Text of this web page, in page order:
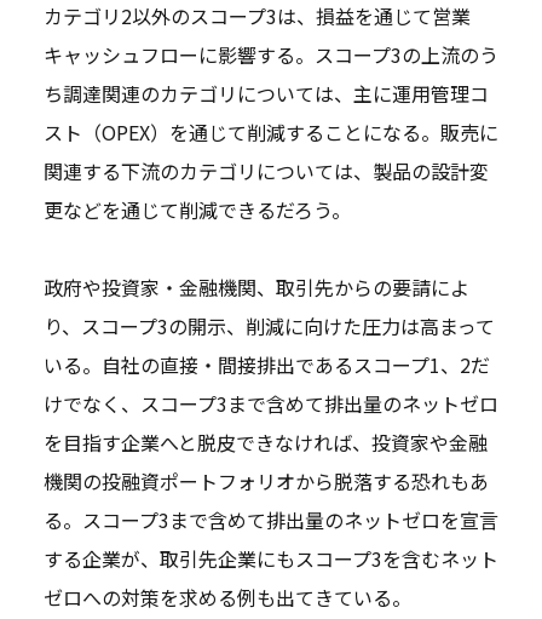
カテゴリ2以外のスコープ3は、損益を通じて営業
キャッシュフローに影響する。スコープ3の上流のう
ち調達関連のカテゴリについては、主に運用管理コ
スト（OPEX）を通じて削減することになる。販売に
関連する下流のカテゴリについては、製品の設計変
更などを通じて削減できるだろう。
政府や投資家・金融機関、取引先からの要請によ
り、スコープ3の開示、削減に向けた圧力は高まって
いる。自社の直接・間接排出であるスコープ1、2だ
けでなく、スコープ3まで含めて排出量のネットゼロ
を目指す企業へと脱皮できなければ、投資家や金融
機関の投融資ポートフォリオから脱落する恐れもあ
る。スコープ3まで含めて排出量のネットゼロを宣言
する企業が、取引先企業にもスコープ3を含むネット
ゼロへの対策を求める例も出てきている。